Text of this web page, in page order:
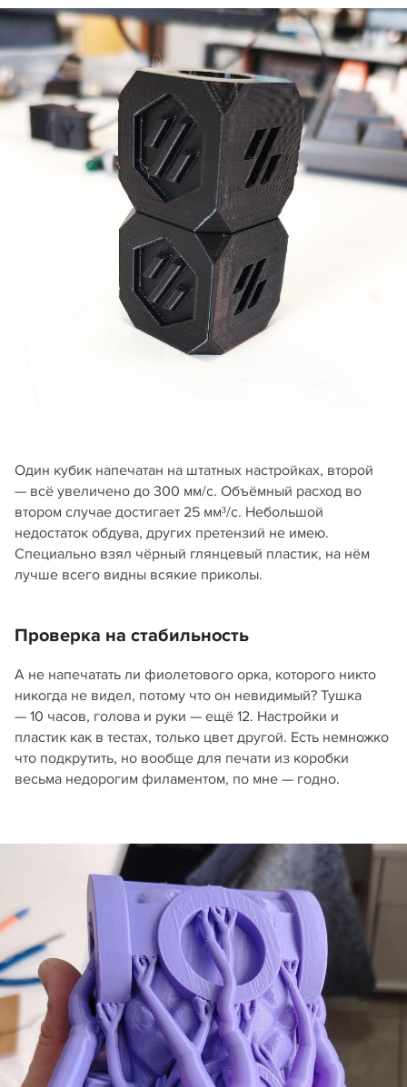
Один кубик напечатан на штатных настройках, второй
— всё увеличено до 300 мм/с. Объёмный расход во
втором случае достигает 25 мм³/с. Небольшой
недостаток обдува, других претензий не имею.
Специально взял чёрный глянцевый пластик, на нём
лучше всего видны всякие приколы.
Проверка на стабильность
А не напечатать ли фиолетового орка, которого никто
никогда не видел, потому что он невидимый? Тушка
— 10 часов, голова и руки — ещё 12. Настройки и
пластик как в тестах, только цвет другой. Есть немножко
что подкрутить, но вообще для печати из коробки
весьма недорогим филаментом, по мне — годно.